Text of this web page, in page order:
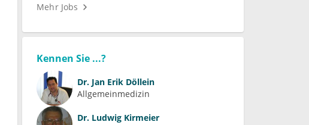
Mehr Jobs
Kennen Sie ...?
Dr. Jan Erik Döllein
Allgemeinmedizin
Dr. Ludwig Kirmeier